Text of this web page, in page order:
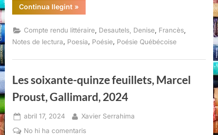
Continua llegint“Disparaître,
Denise
Éditions
Noroît,
Montréal,
L’herbe
tremble,
»
Compte rendu littéraire Desautels, Denise Francès
Notes de lectura, Poesia, Poésie, Poésie Québécoise
Les soixante-quinze feuillets, Marcel
Proust, Gallimard, 2024
Posted
on
abril 17, 2024 By
Xavier Serrahima
No hi ha comentarisa